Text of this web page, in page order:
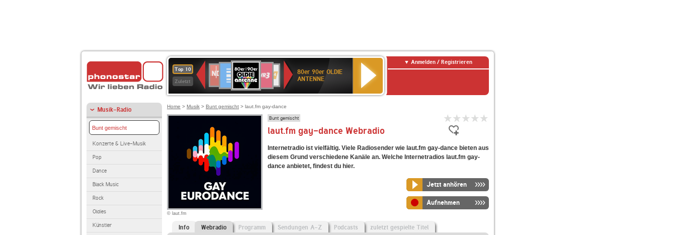
Top 10
Zuletzt
Deutschlandfunk
80er
90er
OLDIE
ANTENNE
SWR3
SWR
Kultur
NDR
2
80er 90er OLDIE
ANTENNE
Anmelden / Registrieren
Musik-Radio
Bunt gemischt
Konzerte & Live-Musik
Pop
Dance
Black Music
Rock
Oldies
Künstler
Home > Musik > Bunt gemischt > laut.fm gay-dance
© laut.fm
Bunt gemischt
laut.fm gay-dance Webradio
Internetradio ist vielfältig. Viele Radiosender wie laut.fm gay-dance bieten aus
diesem Grund verschiedene Kanäle an. Welche Internetradios laut.fm gay-
dance anbietet, findest du hier.
Jetzt anhören
Aufnehmen
Info Webradio Programm Sendungen A-Z Podcasts zuletzt gespielte Titel